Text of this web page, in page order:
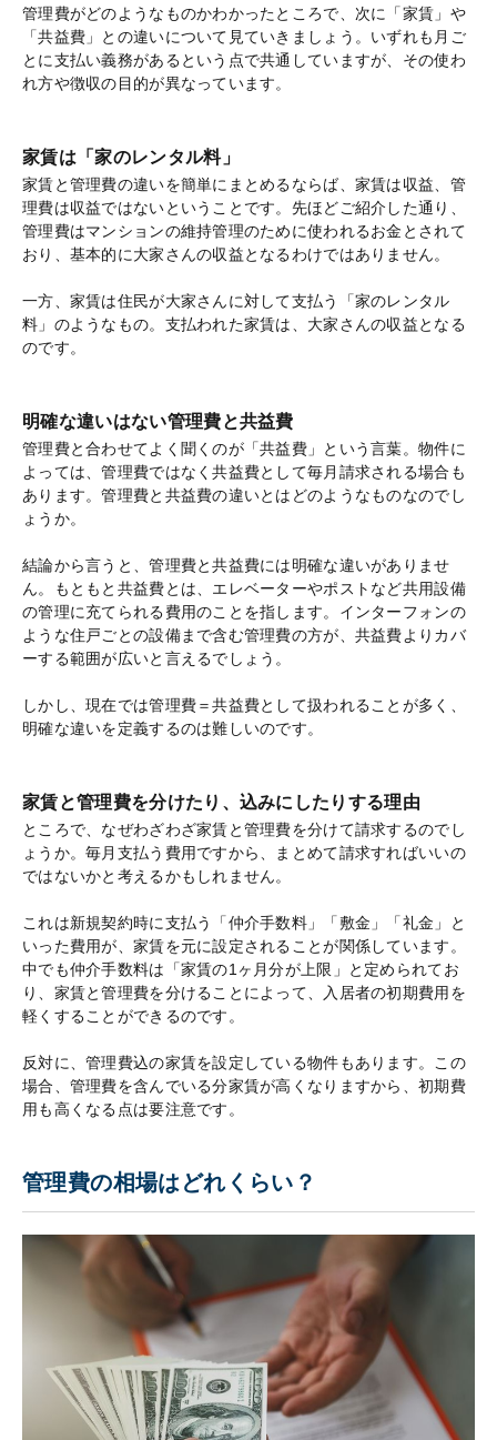
管理費がどのようなものかわかったところで、次に「家賃」や
「共益費」との違いについて見ていきましょう。いずれも月ご
とに支払い義務があるという点で共通していますが、その使わ
れ方や徴収の目的が異なっています。
家賃は「家のレンタル料」
家賃と管理費の違いを簡単にまとめるならば、家賃は収益、管
理費は収益ではないということです。先ほどご紹介した通り、
管理費はマンションの維持管理のために使われるお金とされて
おり、基本的に大家さんの収益となるわけではありません。
一方、家賃は住民が大家さんに対して支払う「家のレンタル
料」のようなもの。支払われた家賃は、大家さんの収益となる
のです。
明確な違いはない管理費と共益費
管理費と合わせてよく聞くのが「共益費」という言葉。物件に
よっては、管理費ではなく共益費として毎月請求される場合も
あります。管理費と共益費の違いとはどのようなものなのでし
ょうか。
結論から言うと、管理費と共益費には明確な違いがありませ
ん。もともと共益費とは、エレベーターやポストなど共用設備
の管理に充てられる費用のことを指します。インターフォンの
ような住戸ごとの設備まで含む管理費の方が、共益費よりカバ
ーする範囲が広いと言えるでしょう。
しかし、現在では管理費＝共益費として扱われることが多く、
明確な違いを定義するのは難しいのです。
家賃と管理費を分けたり、込みにしたりする理由
ところで、なぜわざわざ家賃と管理費を分けて請求するのでし
ょうか。毎月支払う費用ですから、まとめて請求すればいいの
ではないかと考えるかもしれません。
これは新規契約時に支払う「仲介手数料」「敷金」「礼金」と
いった費用が、家賃を元に設定されることが関係しています。
中でも仲介手数料は「家賃の1ヶ月分が上限」と定められてお
り、家賃と管理費を分けることによって、入居者の初期費用を
軽くすることができるのです。
反対に、管理費込の家賃を設定している物件もあります。この
場合、管理費を含んでいる分家賃が高くなりますから、初期費
用も高くなる点は要注意です。
管理費の相場はどれくらい？